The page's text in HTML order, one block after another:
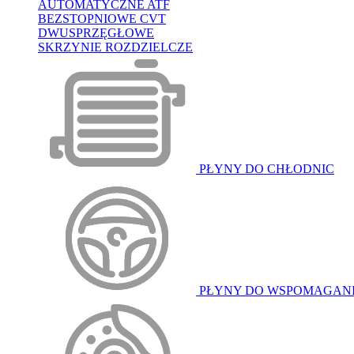
AUTOMATYCZNE ATF
BEZSTOPNIOWE CVT
DWUSPRZĘGŁOWE
SKRZYNIE ROZDZIELCZE
PŁYNY DO CHŁODNIC
PŁYNY DO